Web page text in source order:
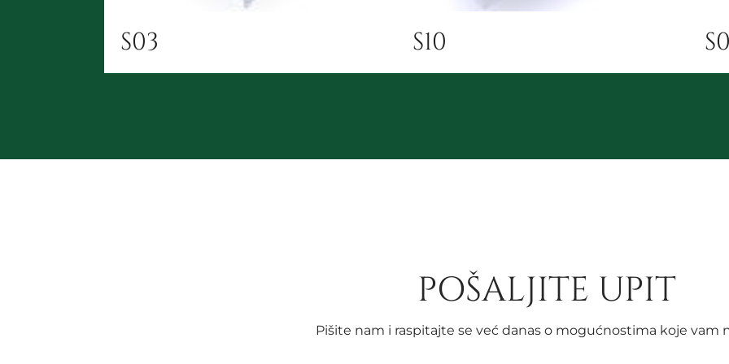
S03 S10
POŠALJITE UPIT
Pišite nam i raspitajte se već danas o mogućnostima koje vam